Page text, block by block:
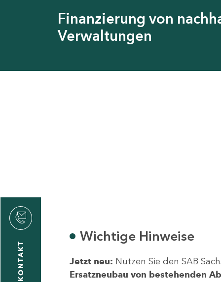
Finanzierung von
Verwaltungen
KONTAKT
Wichtige Hinweise
Jetzt neu: Nutzen Sie den SAB
Ersatzneubau von bestehenden